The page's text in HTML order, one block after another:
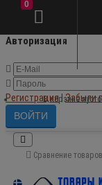
Авторизация
Регистрация|Забыли
Сравнение
0
В корзине пусто!